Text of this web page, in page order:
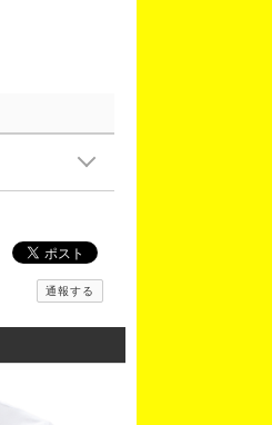
通報する